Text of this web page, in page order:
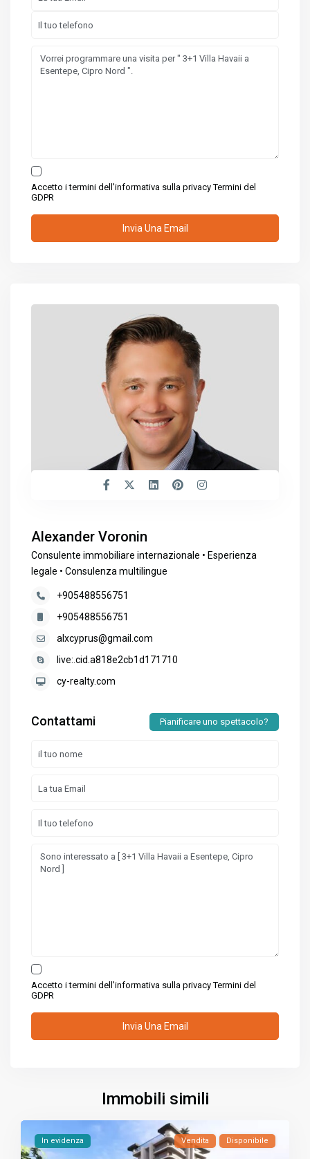
Accetto i termini dell'informativa sulla privacyTermini del
GDPR
Alexander Voronin
Consulente immobiliare internazionale • Esperienza
legale • Consulenza multilingue
+905488556751
+905488556751
alxcyprus@gmail.com
live:.cid.a818e2cb1d171710
cy-realty.com
Contattami Pianificare uno spettacolo?
Accetto i termini dell'informativa sulla privacyTermini del
GDPR
Immobili simili
In evidenza Vendita Disponibile